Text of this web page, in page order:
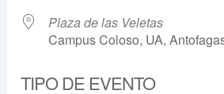
Plaza de las Veletas
Campus Coloso, UA,
TIPO DE EVENTO